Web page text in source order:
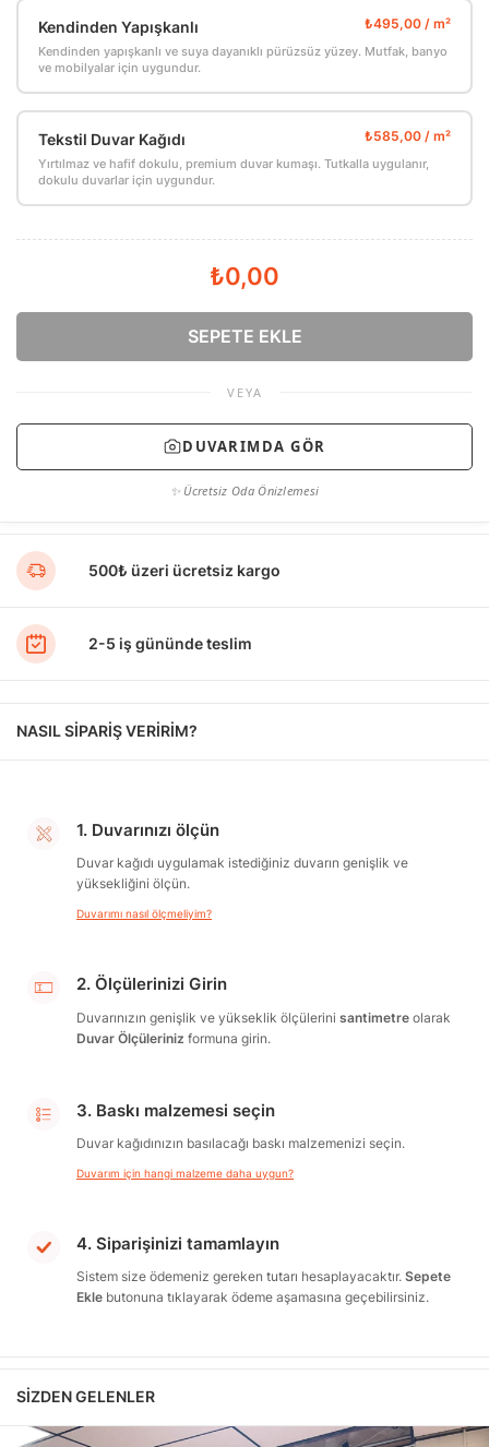
Kendinden Yapışkanlı
Kendinden yapışkanlı ve suya dayanıklı pürüzsüz yüzey. Mutfak, banyo
ve mobilyalar için uygundur.
Tekstil Duvar Kağıdı
Yırtılmaz ve hafif dokulu, premium duvar kumaşı. Tutkalla uygulanır,
dokulu duvarlar için uygundur.
₺0,00
SEPETE EKLE
VEYA
DUVARIMDA GÖR
✨ Ücretsiz Oda Önizlemesi
500₺ üzeri ücretsiz kargo
2-5 iş gününde teslim
NASIL SİPARİŞ VERİRİM?
1. Duvarınızı ölçün
Duvar kağıdı uygulamak istediğiniz duvarın genişlik ve
yüksekliğini ölçün.
Duvarımı nasıl ölçmeliyim?
2. Ölçülerinizi Girin
Duvarınızın genişlik ve yükseklik ölçülerini santimetre olarak
Duvar Ölçüleriniz formuna girin.
3. Baskı malzemesi seçin
Duvar kağıdınızın basılacağı baskı malzemenizi seçin.
Duvarım için hangi malzeme daha uygun?
4. Siparişinizi tamamlayın
Sistem size ödemeniz gereken tutarı hesaplayacaktır. Sepete
Ekle butonuna tıklayarak ödeme aşamasına geçebilirsiniz.
SIZDEN GELENLER